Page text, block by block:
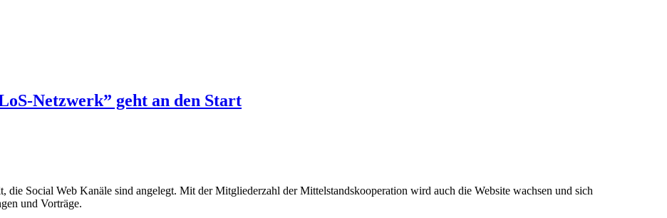
Netzwerk” geht an den Start
die Social Web Kanäle sind angelegt. Mit der Mitgliederzahl der Mittelstandskooperation wird auch die Website wachsen und sich
und Vorträge.